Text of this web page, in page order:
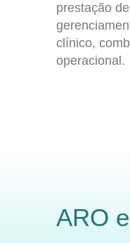
prestação
clínico,
operacional.
ARO